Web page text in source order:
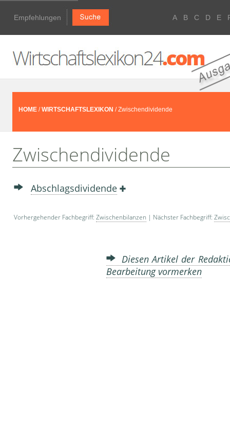
Empfehlungen A B C D E
HOME /WIRTSCHAFTSLEXIKON / Zwischendividende
Zwischendividende
Abschlagsdividende
Vorhergehender Fachbegriff: Zwischenbilanzen | Nächster Fachbegriff:
Diesen Artikel der
Bearbeitung vormerken